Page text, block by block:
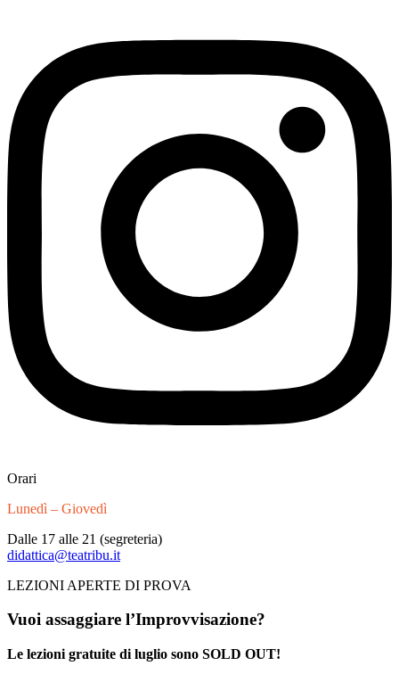
Orari
Lunedì – Giovedì
Dalle 17 alle 21 (segreteria)
didattica@teatribu.it
LEZIONI APERTE DI PROVA
Vuoi assaggiare l’Improvvisazione?
Le lezioni gratuite di luglio sono SOLD OUT!